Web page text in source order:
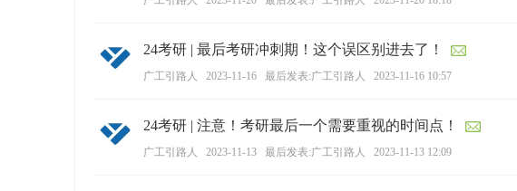
24考研 | 最后考研冲刺期！这个误区别进去了！
广工引路人 2023-11-16 最后发表:广工引路人 2023-11-16 10:57
24考研 | 注意！考研最后一个需要重视的时间点！
广工引路人 2023-11-13 最后发表:广工引路人 2023-11-13 12:09